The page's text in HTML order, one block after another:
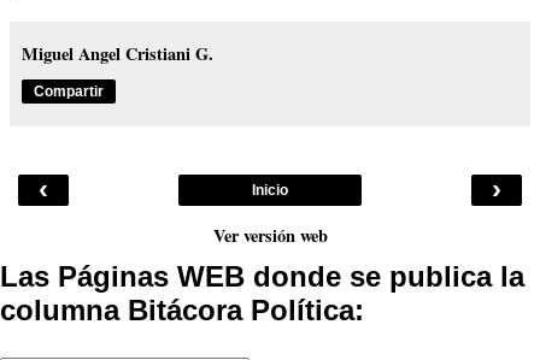
Miguel Angel Cristiani G.
Compartir
‹ ›
Inicio
Ver versión web
Las Páginas WEB donde se publica la
columna Bitácora Política: